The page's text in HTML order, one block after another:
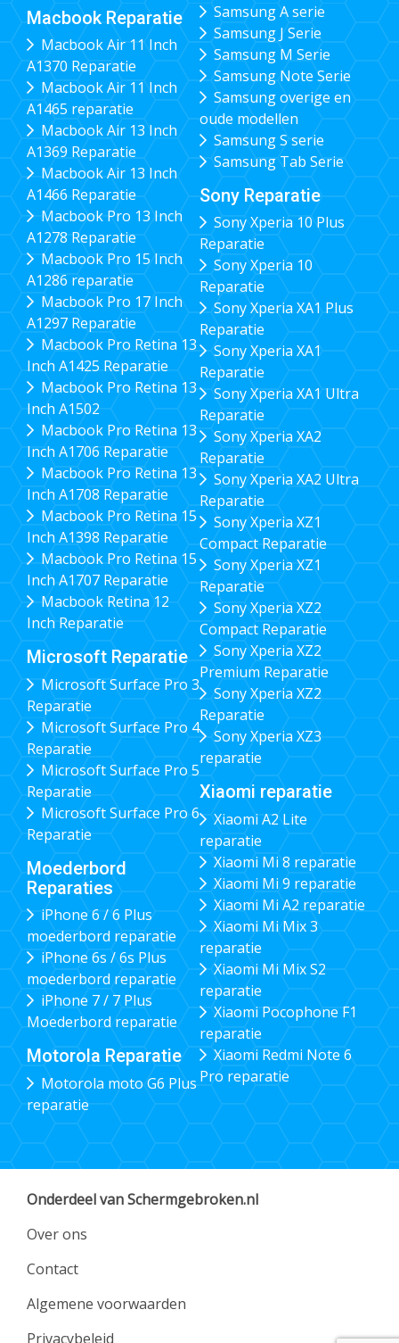
Macbook Reparatie
Macbook Air 11 Inch
A1370 Reparatie
Macbook Air 11 Inch
A1465 reparatie
Macbook Air 13 Inch
A1369 Reparatie
Macbook Air 13 Inch
A1466 Reparatie
Macbook Pro 13 Inch
A1278 Reparatie
Macbook Pro 15 Inch
A1286 reparatie
Macbook Pro 17 Inch
A1297 Reparatie
Macbook Pro Retina 13
Inch A1425 Reparatie
Macbook Pro Retina 13
Inch A1502
Macbook Pro Retina 13
Inch A1706 Reparatie
Macbook Pro Retina 13
Inch A1708 Reparatie
Macbook Pro Retina 15
Inch A1398 Reparatie
Macbook Pro Retina 15
Inch A1707 Reparatie
Macbook Retina 12
Inch Reparatie
Microsoft Reparatie
Microsoft Surface Pro 3
Reparatie
Microsoft Surface Pro 4
Reparatie
Microsoft Surface Pro 5
Reparatie
Microsoft Surface Pro 6
Reparatie
Moederbord
Reparaties
iPhone 6 / 6 Plus
moederbord reparatie
iPhone 6s / 6s Plus
moederbord reparatie
iPhone 7 / 7 Plus
Moederbord reparatie
Motorola Reparatie
Motorola moto G6 Plus
reparatie
Samsung A serie
Samsung J Serie
Samsung M Serie
Samsung Note Serie
Samsung overige en
oude modellen
Samsung S serie
Samsung Tab Serie
Sony Reparatie
Sony Xperia 10 Plus
Reparatie
Sony Xperia 10
Reparatie
Sony Xperia XA1 Plus
Reparatie
Sony Xperia XA1
Reparatie
Sony Xperia XA1 Ultra
Reparatie
Sony Xperia XA2
Reparatie
Sony Xperia XA2 Ultra
Reparatie
Sony Xperia XZ1
Compact Reparatie
Sony Xperia XZ1
Reparatie
Sony Xperia XZ2
Compact Reparatie
Sony Xperia XZ2
Premium Reparatie
Sony Xperia XZ2
Reparatie
Sony Xperia XZ3
reparatie
Xiaomi reparatie
Xiaomi A2 Lite
reparatie
Xiaomi Mi 8 reparatie
Xiaomi Mi 9 reparatie
Xiaomi Mi A2 reparatie
Xiaomi Mi Mix 3
reparatie
Xiaomi Mi Mix S2
reparatie
Xiaomi Pocophone F1
reparatie
Xiaomi Redmi Note 6
Pro reparatie
Onderdeel van Schermgebroken.nl
Over ons
Contact
Algemene voorwaarden
Privacybeleid